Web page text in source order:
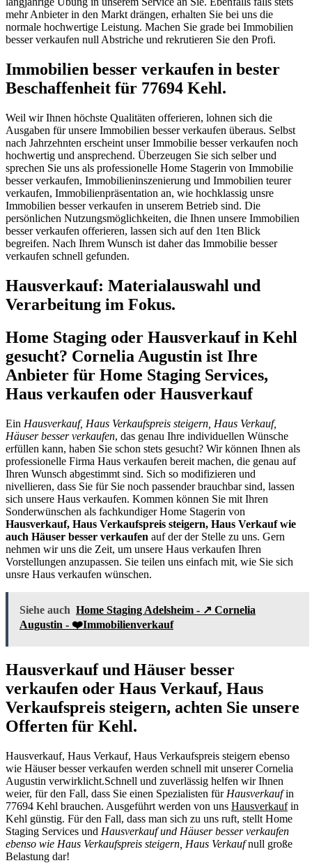
mehr Anbieter in den Markt drängen, erhalten Sie bei uns die
normale hochwertige Leistung. Machen Sie grade bei Immobilien
besser verkaufen null Abstriche und rekrutieren Sie den Profi.
Immobilien besser verkaufen in bester
Beschaffenheit für 77694 Kehl.
Weil wir Ihnen höchste Qualitäten offerieren, lohnen sich die
Ausgaben für unsere Immobilien besser verkaufen überaus. Selbst
nach Jahrzehnten erscheint unser Immobilie besser verkaufen noch
hochwertig und ansprechend. Überzeugen Sie sich selber und
sprechen Sie uns als professionelle Home Stagerin von Immobilie
besser verkaufen, Immobilieninszenierung und Immobilien teurer
verkaufen, Immobilienpräsentation an, wie hochklassig unsre
Immobilien besser verkaufen in unserem Betrieb sind. Die
persönlichen Nutzungsmöglichkeiten, die Ihnen unsere Immobilien
besser verkaufen offerieren, lassen sich auf den 1ten Blick
begreifen. Nach Ihrem Wunsch ist daher das Immobilie besser
verkaufen schnell gefunden.
Hausverkauf: Materialauswahl und
Verarbeitung im Fokus.
Home Staging oder Hausverkauf in Kehl
gesucht? Cornelia Augustin ist Ihre
Anbieter für Home Staging Services,
Haus verkaufen oder Hausverkauf
Ein Hausverkauf, Haus Verkaufspreis steigern, Haus Verkauf,
Häuser besser verkaufen, das genau Ihre individuellen Wünsche
erfüllen kann, haben Sie schon stets gesucht? Wir können Ihnen als
professionelle Firma Haus verkaufen bereit machen, die genau auf
Ihren Wunsch abgestimmt sind. Sich so modifizieren und
nivellieren, dass Sie für Sie noch passender brauchbar sind, lassen
sich unsere Haus verkaufen. Kommen können Sie mit Ihren
Sonderwünschen als fachkundiger Home Stagerin von
Hausverkauf, Haus Verkaufspreis steigern, Haus Verkauf wie
auch Häuser besser verkaufen auf der der Stelle zu uns. Gern
nehmen wir uns die Zeit, um unsere Haus verkaufen Ihren
Vorstellungen anzupassen. Sie teilen uns einfach mit, wie Sie sich
unsre Haus verkaufen wünschen.
Siehe auch Home Staging Adelsheim - ↗️ Cornelia
Augustin - ❤️Immobilienverkauf
Hausverkauf und Häuser besser
verkaufen oder Haus Verkauf, Haus
Verkaufspreis steigern, achten Sie unsere
Offerten für Kehl.
Hausverkauf, Haus Verkauf, Haus Verkaufspreis steigern ebenso
wie Häuser besser verkaufen werden schnell mit unserer Cornelia
Augustin verwirklicht.Schnell und zuverlässig helfen wir Ihnen
weier, für den Fall, dass Sie einen Spezialisten für Hausverkaufin
77694 Kehl brauchen. Ausgeführt werden von uns Hausverkaufin
Kehl günstig. Für den Fall, dass man sich zu uns ruft, stellt Home
Staging Services und Hausverkauf und Häuser besser verkaufen
ebenso wie Haus Verkaufspreis steigern, Haus Verkaufnull große
Belastung dar!